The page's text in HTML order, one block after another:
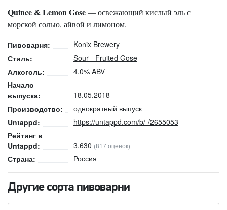
Quince & Lemon Gose— освежающий кислый эль с
морской солью, айвой и лимоном.
Пивоварня:
Konix Brewery
Стиль:
Sour - Fruited Gose
Алкоголь:
4.0% ABV
Начало
выпуска:
18.05.2018
Производство:
однократный выпуск
Untappd:
https://untappd.com/b/-/2655053
Рейтинг в
Untappd:
3.630 (817 оценок)
Страна: Россия
Другие сорта пивоварни